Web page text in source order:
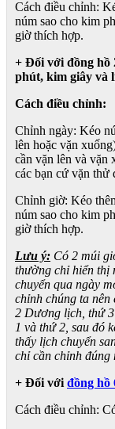
Cách điều chỉnh:
núm sao cho kim
giờ thích hợp.
+ Đối với đồng hồ
phút, kim giây và
Cách điều chỉnh:
Chỉnh ngày: Kéo
lên hoặc vặn
cần vặn lên và vặn
các bạn cứ vặn thử
Chỉnh giờ: Kéo
núm sao cho kim
giờ thích hợp.
Lưu ý: Có 2 múi
thường chỉ hiển
chuyển qua ngày
chỉnh chúng ta
2 Dương lịch, thứ
1 và thứ 2, sau đó
thấy lịch chuyển
chỉ cần chỉnh
+ Đối với đồng hồ
Cách điều chỉnh: